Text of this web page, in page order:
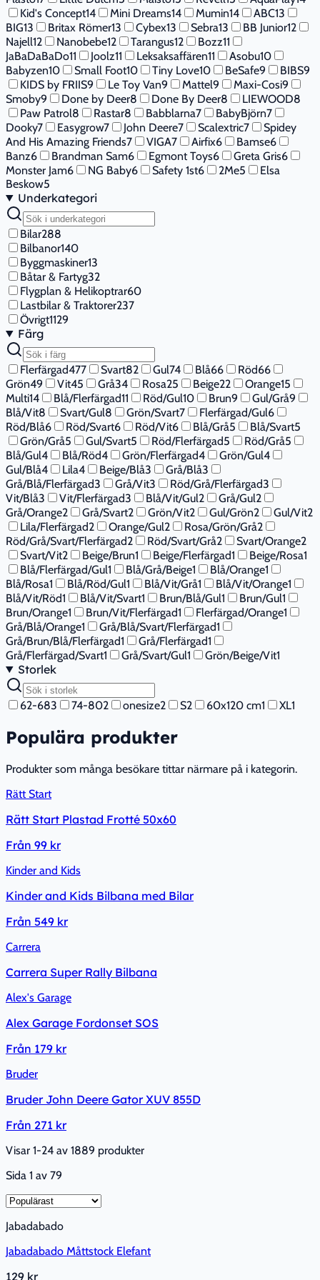
Kid's Concept14 Mini Dreams14 Mumin14 ABC13
BIG13 Britax Römer13 Cybex13 Sebra13 BB Junior12
Najell12 Nanobebe12 Tarangus12 Bozz11
JaBaDaBaDo11 Joolz11 Leksaksaffären11 Asobu10
Babyzen10 Small Foot10 Tiny Love10 BeSafe9 BIBS9
KIDS by FRIIS9 Le Toy Van9 Mattel9 Maxi-Cosi9
Smoby9 Done by Deer8 Done By Deer8 LIEWOOD8
Paw Patrol8 Rastar8 Babblarna7 BabyBjörn7
Dooky7 Easygrow7 John Deere7 Scalextric7
Spidey
And His Amazing Friends7 VIGA7 Airfix6 Bamse6
Banz6 Brandman Sam6 Egmont Toys6 Greta Gris6
Monster Jam6 NG Baby6 Safety 1st6 2Me5
Elsa
Beskow5
Underkategori
Bilar288
Bilbanor140
Byggmaskiner13
Båtar & Fartyg32
Flygplan & Helikoptrar60
Lastbilar & Traktorer237
Övrigt1129
Färg
Flerfärgad477 Svart82 Gul74 Blå66 Röd66
Grön49 Vit45 Grå34 Rosa25 Beige22 Orange15
Multi14 Blå/Flerfärgad11 Röd/Gul10 Brun9 Gul/Grå9
Blå/Vit8 Svart/Gul8 Grön/Svart7 Flerfärgad/Gul6
Röd/Blå6 Röd/Svart6 Röd/Vit6 Blå/Grå5 Blå/Svart5
Grön/Grå5 Gul/Svart5 Röd/Flerfärgad5 Röd/Grå5
Blå/Gul4 Blå/Röd4 Grön/Flerfärgad4 Grön/Gul4
Gul/Blå4 Lila4 Beige/Blå3 Grå/Blå3
Grå/Blå/Flerfärgad3 Grå/Vit3 Röd/Grå/Flerfärgad3
Vit/Blå3 Vit/Flerfärgad3 Blå/Vit/Gul2 Grå/Gul2
Grå/Orange2 Grå/Svart2 Grön/Vit2 Gul/Grön2 Gul/Vit2
Lila/Flerfärgad2 Orange/Gul2 Rosa/Grön/Grå2
Röd/Grå/Svart/Flerfärgad2 Röd/Svart/Grå2 Svart/Orange2
Svart/Vit2 Beige/Brun1 Beige/Flerfärgad1 Beige/Rosa1
Blå/Flerfärgad/Gul1 Blå/Grå/Beige1 Blå/Orange1
Blå/Rosa1 Blå/Röd/Gul1 Blå/Vit/Grå1 Blå/Vit/Orange1
Blå/Vit/Röd1 Blå/Vit/Svart1 Brun/Blå/Gul1 Brun/Gul1
Brun/Orange1 Brun/Vit/Flerfärgad1 Flerfärgad/Orange1
Grå/Blå/Orange1 Grå/Blå/Svart/Flerfärgad1
Grå/Brun/Blå/Flerfärgad1 Grå/Flerfärgad1
Grå/Flerfärgad/Svart1 Grå/Svart/Gul1 Grön/Beige/Vit1
Storlek
62-683 74-802 onesize2 S2 60x120 cm1 XL1
Populära produkter
Produkter som många besökare tittar närmare på i kategorin.
Rätt Start
Rätt Start Plastad Frotté 50x60
Från 99 kr
Kinder and Kids
Kinder and Kids Bilbana med Bilar
Från 549 kr
Carrera
Carrera Super Rally Bilbana
Alex's Garage
Alex Garage Fordonset SOS
Från 179 kr
Bruder
Bruder John Deere Gator XUV 855D
Från 271 kr
Visar 1-24 av 1889 produkter
Sida 1 av 79
Jabadabado
Jabadabado Måttstock Elefant
129 kr